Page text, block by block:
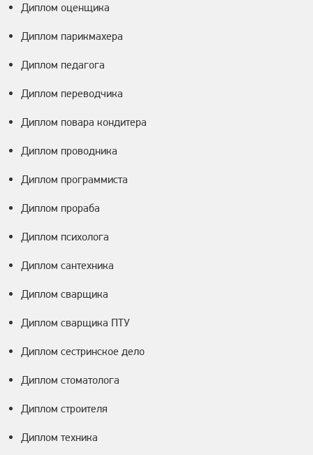
Диплом оценщика
Диплом парикмахера
Диплом педагога
Диплом переводчика
Диплом повара кондитера
Диплом проводника
Диплом программиста
Диплом прораба
Диплом психолога
Диплом сантехника
Диплом сварщика
Диплом сварщика ПТУ
Диплом сестринское дело
Диплом стоматолога
Диплом строителя
Диплом техника